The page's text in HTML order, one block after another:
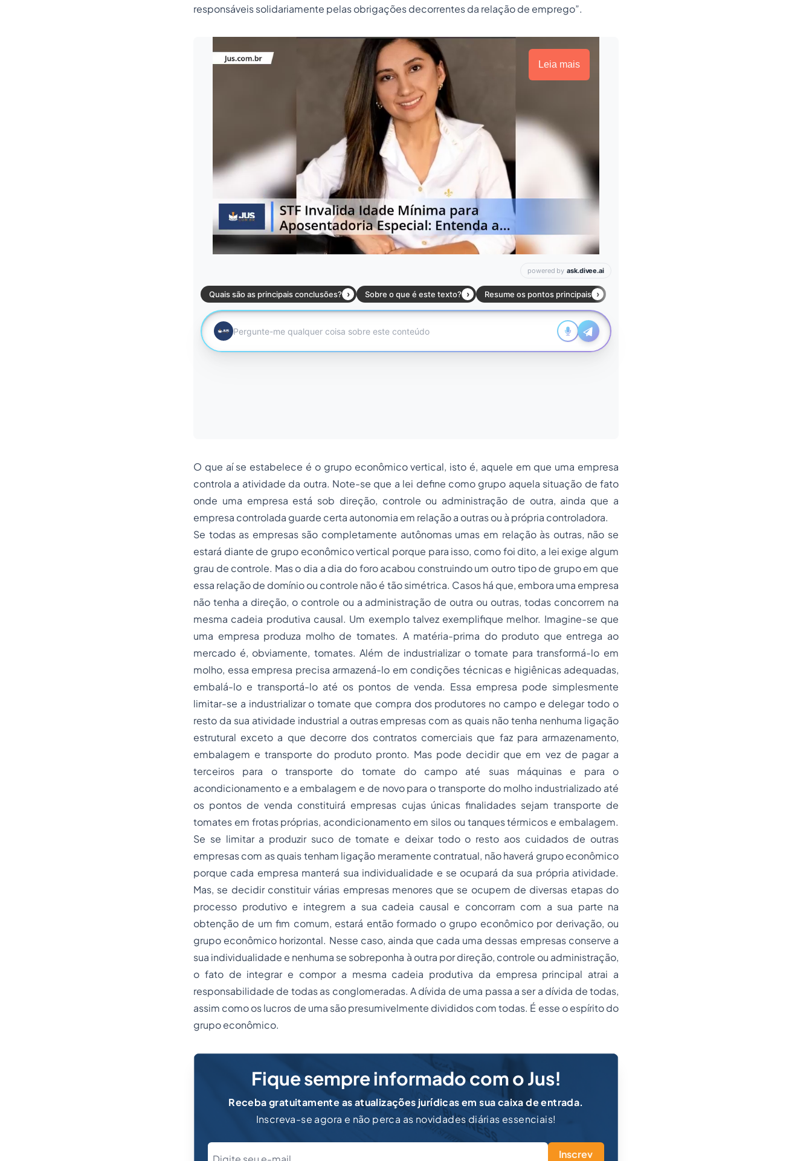
responsáveis solidariamente pelas obrigações decorrentes da relação de emprego”.
Leia mais
O que aí se estabelece é o grupo econômico vertical, isto é, aquele em que uma empresa
controla a atividade da outra. Note-se que a lei define como grupo aquela situação de fato
onde uma empresa está sob direção, controle ou administração de outra, ainda que a
empresa controlada guarde certa autonomia em relação a outras ou à própria controladora.
Se todas as empresas são completamente autônomas umas em relação às outras, não se
estará diante de grupo econômico vertical porque para isso, como foi dito, a lei exige algum
grau de controle. Mas o dia a dia do foro acabou construindo um outro tipo de grupo em que
essa relação de domínio ou controle não é tão simétrica. Casos há que, embora uma empresa
não tenha a direção, o controle ou a administração de outra ou outras, todas concorrem na
mesma cadeia produtiva causal. Um exemplo talvez exemplifique melhor. Imagine-se que
uma empresa produza molho de tomates. A matéria-prima do produto que entrega ao
mercado é, obviamente, tomates. Além de industrializar o tomate para transformá-lo em
molho, essa empresa precisa armazená-lo em condições técnicas e higiênicas adequadas,
embalá-lo e transportá-lo até os pontos de venda. Essa empresa pode simplesmente
limitar-se a industrializar o tomate que compra dos produtores no campo e delegar todo o
resto da sua atividade industrial a outras empresas com as quais não tenha nenhuma ligação
estrutural exceto a que decorre dos contratos comerciais que faz para armazenamento,
embalagem e transporte do produto pronto. Mas pode decidir que em vez de pagar a
terceiros para o transporte do tomate do campo até suas máquinas e para o
acondicionamento e a embalagem e de novo para o transporte do molho industrializado até
os pontos de venda constituirá empresas cujas únicas finalidades sejam transporte de
tomates em frotas próprias, acondicionamento em silos ou tanques térmicos e embalagem.
Se se limitar a produzir suco de tomate e deixar todo o resto aos cuidados de outras
empresas com as quais tenham ligação meramente contratual, não haverá grupo econômico
porque cada empresa manterá sua individualidade e se ocupará da sua própria atividade.
Mas, se decidir constituir várias empresas menores que se ocupem de diversas etapas do
processo produtivo e integrem a sua cadeia causal e concorram com a sua parte na
obtenção de um fim comum, estará então formado o grupo econômico por derivação, ou
grupo econômico horizontal. Nesse caso, ainda que cada uma dessas empresas conserve a
sua individualidade e nenhuma se sobreponha à outra por direção, controle ou administração,
o fato de integrar e compor a mesma cadeia produtiva da empresa principal atrai a
responsabilidade de todas as conglomeradas. A dívida de uma passa a ser a dívida de todas,
assim como os lucros de uma são presumivelmente divididos com todas. É esse o espírito do
grupo econômico.
Fique sempre informado com o Jus!
Receba gratuitamente as atualizações jurídicas em sua caixa de entrada.
Inscreva-se agora e não perca as novidades diárias essenciais!
Inscrev